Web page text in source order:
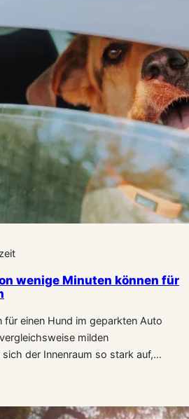
wenige Minuten können für
für einen Hund im geparkten Auto
milden
der Innenraum so stark auf,…